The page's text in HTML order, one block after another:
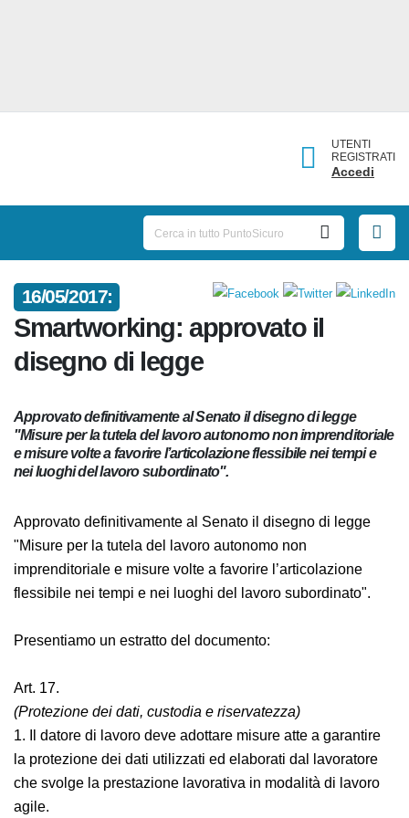
UTENTI
REGISTRATI
Accedi
16/05/2017:
Smartworking: approvato il
disegno di legge
Approvato definitivamente al Senato il disegno di legge
"Misure per la tutela del lavoro autonomo non
imprenditoriale e misure volte a favorire l’articolazione
flessibile nei tempi e nei luoghi del lavoro subordinato".
Approvato definitivamente al Senato il disegno di legge
"Misure per la tutela del lavoro autonomo non
imprenditoriale e misure volte a favorire l’articolazione
flessibile nei tempi e nei luoghi del lavoro subordinato".
Presentiamo un estratto del documento:
Art. 17.
(Protezione dei dati, custodia e riservatezza)
1. Il datore di lavoro deve adottare misure atte a
garantire la protezione dei dati utilizzati ed elaborati
dal lavoratore che svolge la prestazione lavorativa in
modalità di lavoro agile.